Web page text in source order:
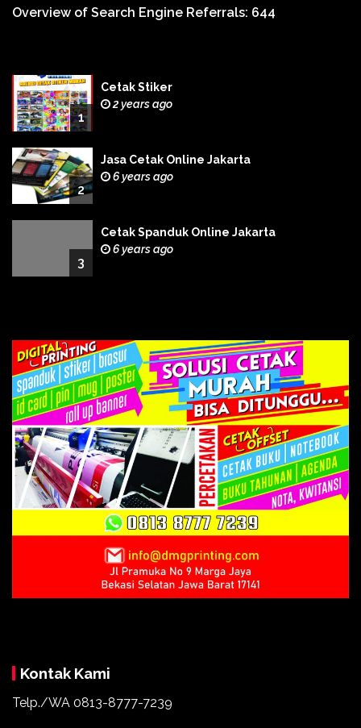
Overview of Search Engine Referrals: 644
1
Cetak Stiker
2 years ago
2
Jasa Cetak Online Jakarta
6 years ago
3
Cetak Spanduk Online Jakarta
6 years ago
Kontak Kami
Telp./WA 0813-8777-7239